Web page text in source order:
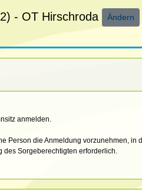
- OT Hirschroda Ändern
anmelden.
Person die Anmeldung vorzunehmen, in
des Sorgeberechtigten erforderlich.